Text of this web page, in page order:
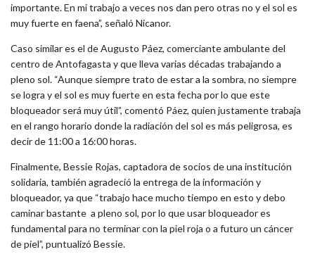
importante. En mi trabajo a veces nos dan pero otras no y el sol es
muy fuerte en faena”, señaló Nicanor.
Caso similar es el de Augusto Páez, comerciante ambulante del
centro de Antofagasta y que lleva varias décadas trabajando a
pleno sol. “Aunque siempre trato de estar a la sombra, no siempre
se logra y el sol es muy fuerte en esta fecha por lo que este
bloqueador será muy útil”, comentó Páez, quien justamente trabaja
en el rango horario donde la radiación del sol es más peligrosa, es
decir de 11:00 a 16:00 horas.
Finalmente, Bessie Rojas, captadora de socios de una institución
solidaria, también agradeció la entrega de la información y
bloqueador, ya que “trabajo hace mucho tiempo en esto y debo
caminar bastante a pleno sol, por lo que usar bloqueador es
fundamental para no terminar con la piel roja o a futuro un cáncer
de piel”, puntualizó Bessie.